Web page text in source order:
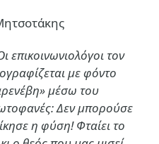
επικοινωνιολόγοι τον
με φόντο
μέσω του
Δεν μπορούσε
η φύση! Φταίει το